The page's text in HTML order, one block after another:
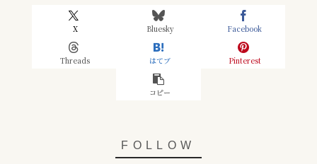
X Bluesky Facebook
Threads はてブ Pinterest
コピー